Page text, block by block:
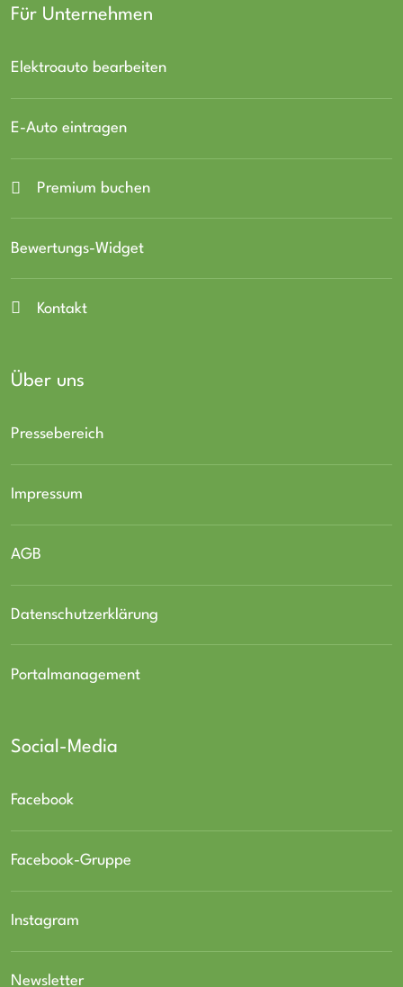
Für Unternehmen
Elektroauto bearbeiten
E-Auto eintragen
Premium buchen
Bewertungs-Widget
Kontakt
Über uns
Pressebereich
Impressum
AGB
Datenschutzerklärung
Portalmanagement
Social-Media
Facebook
Facebook-Gruppe
Instagram
Newsletter